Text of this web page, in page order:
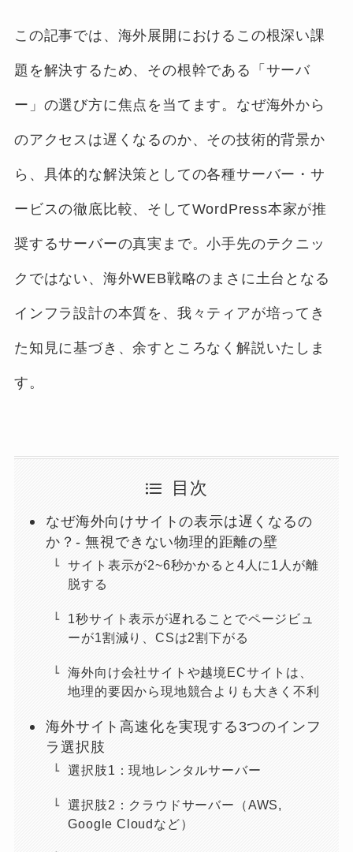
この記事では、海外展開におけるこの根深い課
題を解決するため、その根幹である「サーバ
ー」の選び方に焦点を当てます。なぜ海外から
のアクセスは遅くなるのか、その技術的背景か
ら、具体的な解決策としての各種サーバー・サ
ービスの徹底比較、そしてWordPress本家が推
奨するサーバーの真実まで。小手先のテクニッ
クではない、海外WEB戦略のまさに土台となる
インフラ設計の本質を、我々ティアが培ってき
た知見に基づき、余すところなく解説いたしま
す。
目次
なぜ海外向けサイトの表示は遅くなるの
か？- 無視できない物理的距離の壁
サイト表示が2~6秒かかると4人に1人が離
脱する
1秒サイト表示が遅れることでページビュ
ーが1割減り、CSは2割下がる
海外向け会社サイトや越境ECサイトは、
地理的要因から現地競合よりも大きく不利
海外サイト高速化を実現する3つのインフ
ラ選択肢
選択肢1：現地レンタルサーバー
選択肢2：クラウドサーバー（AWS,
Google Cloudなど）